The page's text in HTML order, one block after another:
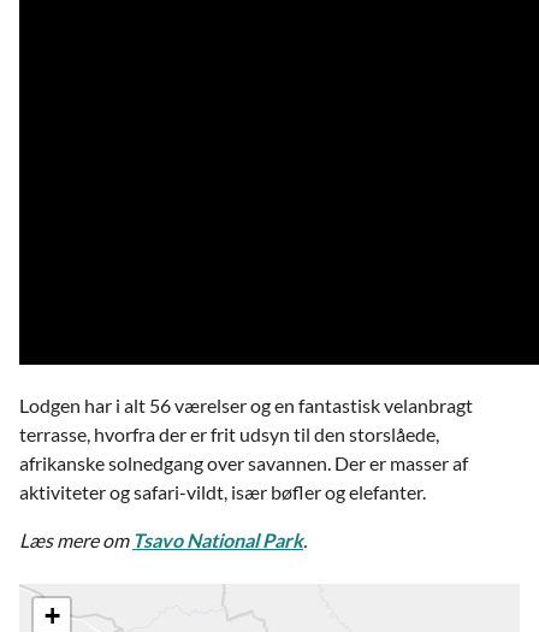
Lodgen har i alt 56 værelser og en fantastisk velanbragt
terrasse, hvorfra der er frit udsyn til den storslåede,
afrikanske solnedgang over savannen. Der er masser af
aktiviteter og safari-vildt, især bøfler og elefanter.
Læs mere om Tsavo National Park.
+